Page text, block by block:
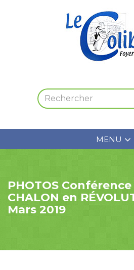
MENU
PHOTOS Conférence
CHALON en
Mars 2019